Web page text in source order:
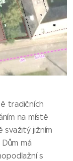
tradičních
na místě
svažitý jižním
má
s